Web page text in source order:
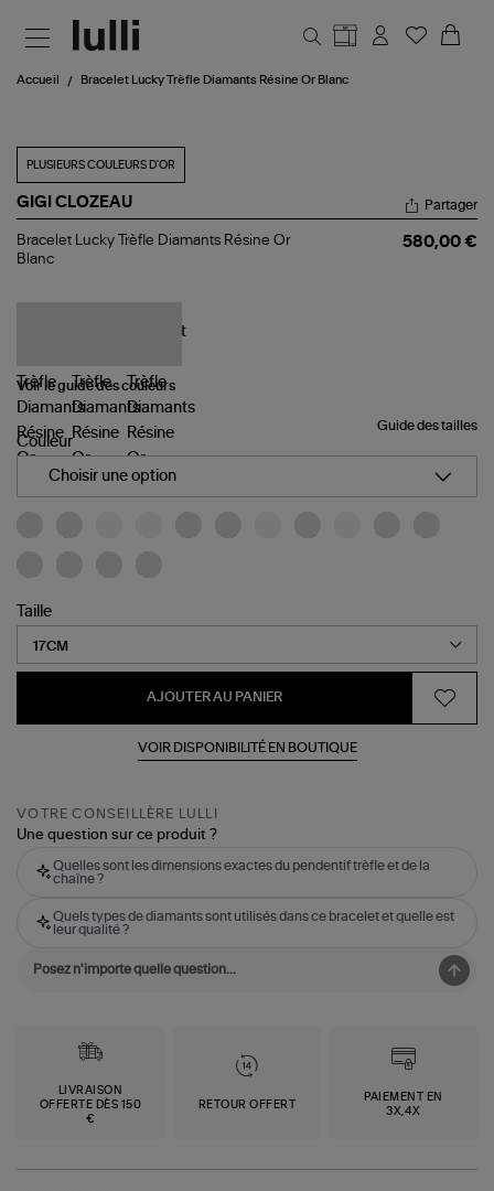
Accueil Bracelet Lucky Trèfle Diamants Résine Or Blanc
PLUSIEURS COULEURS D'OR
GIGI CLOZEAU
Bracelet
Lucky
Partager
Bracelet Lucky Trèfle Diamants Résine Or
Blanc
580,00 €
Voir le guide des couleurs
Guide des tailles
Couleur
Choisir une option
Taille
AJOUTER AU PANIER
VOIR DISPONIBILITÉ EN BOUTIQUE
VOTRE CONSEILLÈRE LULLI
Une question sur ce produit ?
Quelles sont les dimensions exactes du pendentif trèfle et de la
chaîne ?
Quels types de diamants sont utilisés dans ce bracelet et quelle est
leur qualité ?
LIVRAISON
OFFERTE DÈS 150
€
RETOUR OFFERT
PAIEMENT EN
3X,4X